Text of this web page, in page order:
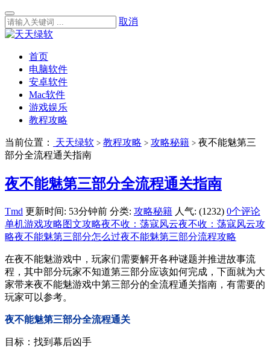
取消
首页
电脑软件
安卓软件
Mac软件
游戏娱乐
教程攻略
当前位置： 天天绿软 > 教程攻略 > 攻略秘籍 > 夜不能魅第三
部分全流程通关指南
夜不能魅第三部分全流程通关指南
Tmd 更新时间: 53分钟前 分类: 攻略秘籍 人气: (1232) 0个评论
单机游戏攻略图文攻略夜不收：荡寇风云夜不收：荡寇风云攻
略夜不能魅第三部分怎么过夜不能魅第三部分流程攻略
在夜不能魅游戏中，玩家们需要解开各种谜题并推进故事流
程，其中部分玩家不知道第三部分应该如何完成，下面就为大
家带来夜不能魅游戏中第三部分的全流程通关指南，有需要的
玩家可以参考。
夜不能魅第三部分全流程通关
目标：找到幕后凶手